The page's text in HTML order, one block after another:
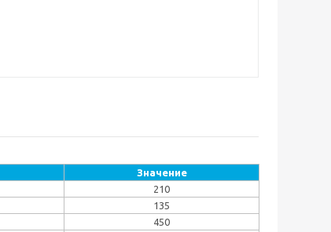
Значение
210
135
450